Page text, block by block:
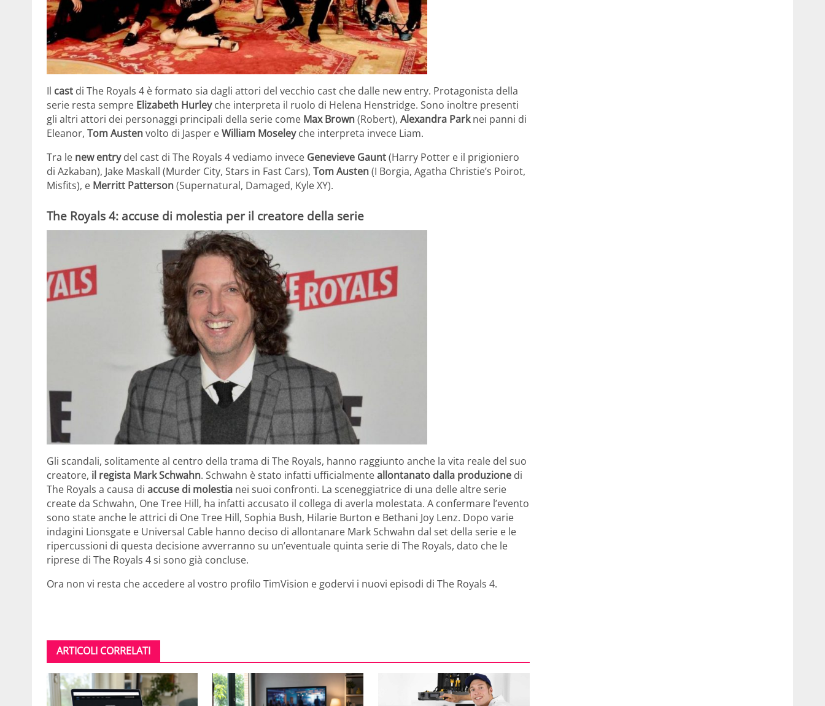
Il cast di The Royals 4 è formato sia dagli attori del vecchio cast che dalle new entry. Protagonista della
serie resta sempre Elizabeth Hurleyche interpreta il ruolo di Helena Henstridge. Sono inoltre presenti
gli altri attori dei personaggi principali della serie come Max Brown(Robert), Alexandra Parknei panni di
Eleanor, Tom Austenvolto di Jasper eWilliam Moseleyche interpreta invece Liam.
Tra le new entrydel cast di The Royals 4 vediamo invece Genevieve Gaunt(Harry Potter e il prigioniero
di Azkaban), Jake Maskall (Murder City, Stars in Fast Cars), Tom Austen(I Borgia, Agatha Christie’s Poirot,
Misfits), e Merritt Patterson(Supernatural, Damaged, Kyle XY).
The Royals 4: accuse di molestia per il creatore della serie
Gli scandali, solitamente al centro della trama di The Royals, hanno raggiunto anche la vita reale del suo
creatore, il regista Mark Schwahn. Schwahn è stato infatti ufficialmenteallontanato dalla produzione di
The Royals a causa di accuse di molestia nei suoi confronti. La sceneggiatrice di una delle altre serie
create da Schwahn, One Tree Hill, ha infatti accusato il collega di averla molestata. A confermare l’evento
sono state anche le attrici di One Tree Hill, Sophia Bush, Hilarie Burton e Bethani Joy Lenz. Dopo varie
indagini Lionsgate e Universal Cable hanno deciso di allontanare Mark Schwahn dal set della serie e le
ripercussioni di questa decisione avverranno su un’eventuale quinta serie di The Royals, dato che le
riprese di The Royals 4 si sono già concluse.
Ora non vi resta che accedere al vostro profilo TimVision e godervi i nuovi episodi di The Royals 4.
ARTICOLI CORRELATI